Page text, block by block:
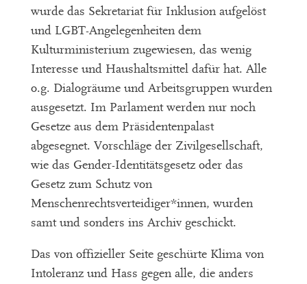
wurde das Sekretariat für Inklusion aufgelöst
und LGBT-Angelegenheiten dem
Kulturministerium zugewiesen, das wenig
Interesse und Haushaltsmittel dafür hat. Alle
o.g. Dialogräume und Arbeitsgruppen wurden
ausgesetzt. Im Parlament werden nur noch
Gesetze aus dem Präsidentenpalast
abgesegnet. Vorschläge der Zivilgesellschaft,
wie das Gender-Identitätsgesetz oder das
Gesetz zum Schutz von
Menschenrechtsverteidiger*innen, wurden
samt und sonders ins Archiv geschickt.
Das von offizieller Seite geschürte Klima von
Intoleranz und Hass gegen alle, die anders